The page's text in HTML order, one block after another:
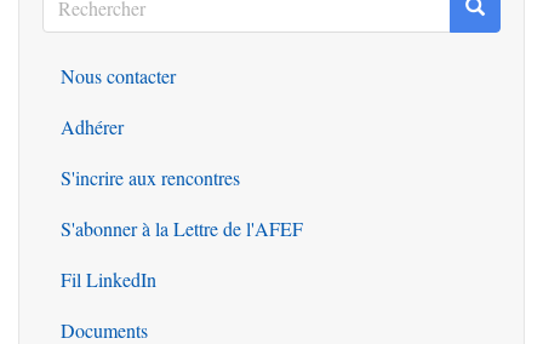
Rechercher
Outils
Nous contacter
Adhérer
S'incrire aux rencontres
S'abonner à la Lettre de l'AFEF
Fil LinkedIn
Documents